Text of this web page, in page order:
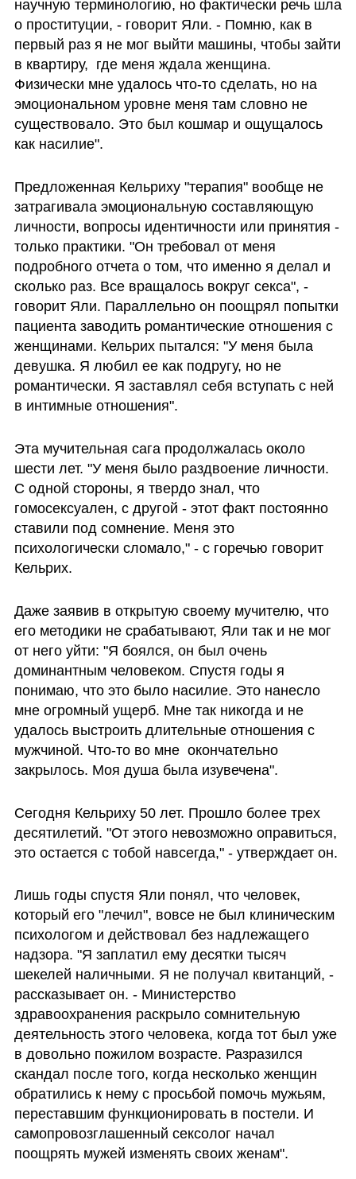
научную терминологию, но фактически речь шла
о проституции, - говорит Яли. - Помню, как в
первый раз я не мог выйти машины, чтобы зайти
в квартиру,  где меня ждала женщина.
Физически мне удалось что-то сделать, но на
эмоциональном уровне меня там словно не
существовало. Это был кошмар и ощущалось
как насилие".
Предложенная Кельриху "терапия" вообще не
затрагивала эмоциональную составляющую
личности, вопросы идентичности или принятия -
только практики. "Он требовал от меня
подробного отчета о том, что именно я делал и
сколько раз. Все вращалось вокруг секса", -
говорит Яли. Параллельно он поощрял попытки
пациента заводить романтические отношения с
женщинами. Кельрих пытался: "У меня была
девушка. Я любил ее как подругу, но не
романтически. Я заставлял себя вступать с ней
в интимные отношения".
Эта мучительная сага продолжалась около
шести лет. "У меня было раздвоение личности.
С одной стороны, я твердо знал, что
гомосексуален, с другой - этот факт постоянно
ставили под сомнение. Меня это
психологически сломало," - с горечью говорит
Кельрих.
Даже заявив в открытую своему мучителю, что
его методики не срабатывают, Яли так и не мог
от него уйти: "Я боялся, он был очень
доминантным человеком. Спустя годы я
понимаю, что это было насилие. Это нанесло
мне огромный ущерб. Мне так никогда и не
удалось выстроить длительные отношения с
мужчиной. Что-то во мне  окончательно
закрылось. Моя душа была изувечена".
Сегодня Кельриху 50 лет. Прошло более трех
десятилетий. "От этого невозможно оправиться,
это остается с тобой навсегда," - утверждает он.
Лишь годы спустя Яли понял, что человек,
который его "лечил", вовсе не был клиническим
психологом и действовал без надлежащего
надзора. "Я заплатил ему десятки тысяч
шекелей наличными. Я не получал квитанций, -
рассказывает он. - Министерство
здравоохранения раскрыло сомнительную
деятельность этого человека, когда тот был уже
в довольно пожилом возрасте. Разразился
скандал после того, когда несколько женщин
обратились к нему с просьбой помочь мужьям,
переставшим функционировать в постели. И
самопровозглашенный сексолог начал
поощрять мужей изменять своих женам".